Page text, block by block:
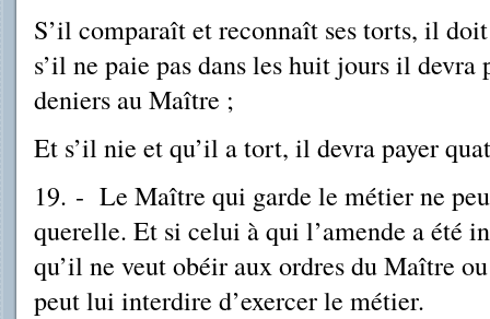
S’il comparaît et reconnaît ses torts, il
s’il ne paie pas dans les huit jours il devra
deniers au Maître ;
Et s’il nie et qu’il a tort, il devra payer
19. - Le Maître qui garde le métier ne
querelle. Et si celui à qui l’amende a été
qu’il ne veut obéir aux ordres du Maître
peut lui interdire d’exercer le métier.